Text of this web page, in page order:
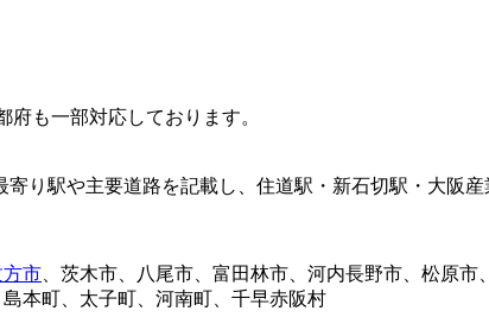
も一部対応しております。
方市 、茨木市、八尾市、富田林市、河内長野市、松原市、
本町、太子町、河南町、千早赤阪村